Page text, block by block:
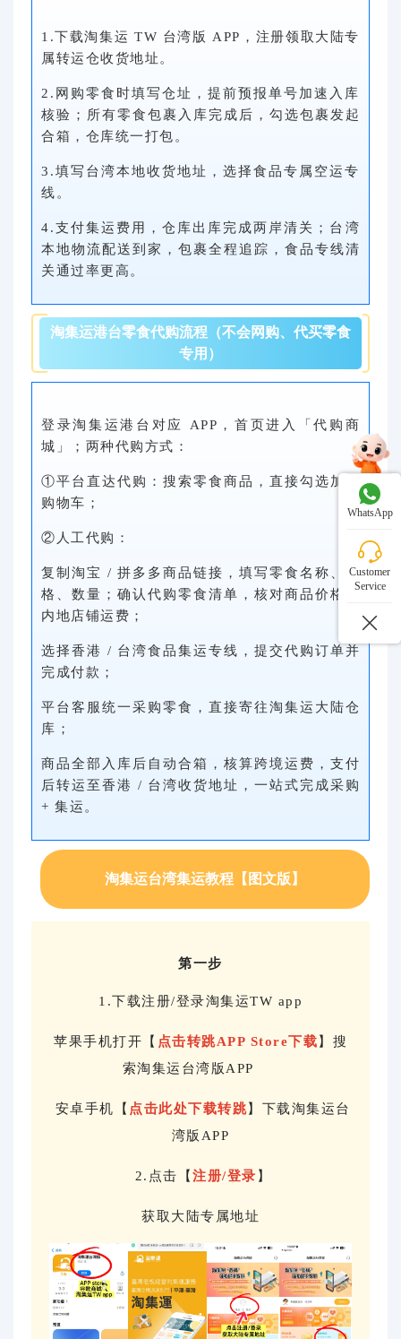
1.下载淘集运 TW 台湾版 APP，注册领取大陆专
属转运仓收货地址。
2.网购零食时填写仓址，提前预报单号加速入库
核验；所有零食包裹入库完成后，勾选包裹发起
合箱，仓库统一打包。
3.填写台湾本地收货地址，选择食品专属空运专
线。
4.支付集运费用，仓库出库完成两岸清关；台湾
本地物流配送到家，包裹全程追踪，食品专线清
关通过率更高。
淘集运港台零食代购流程（不会网购、代买零食
专用）
登录淘集运港台对应 APP，首页进入「代购商
城」；两种代购方式：
①平台直达代购：搜索零食商品，直接勾选加入
购物车；
②人工代购：
复制淘宝 / 拼多多商品链接，填写零食名称、规
格、数量；确认代购零食清单，核对商品价格、
内地店铺运费；
选择香港 / 台湾食品集运专线，提交代购订单并
完成付款；
平台客服统一采购零食，直接寄往淘集运大陆仓
库；
商品全部入库后自动合箱，核算跨境运费，支付
后转运至香港 / 台湾收货地址，一站式完成采购
+ 集运。
淘集运台湾集运教程【图文版】
第一步
1.下载注册/登录淘集运TW app
苹果手机打开【 点击转跳APP Store下载 】搜
索淘集运台湾版APP
安卓手机【 点击此处下载转跳】下载淘集运台
湾版APP
2.点击【 注册/登录 】
获取大陆专属地址
WhatsApp
Customer
Service